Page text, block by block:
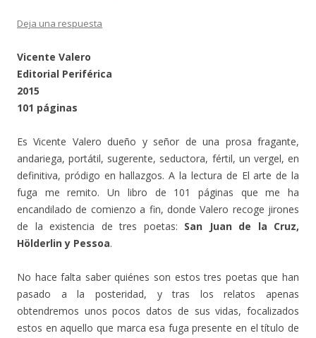
Deja una respuesta
Vicente Valero
Editorial Periférica
2015
101 páginas
Es Vicente Valero dueño y señor de una prosa fragante,
andariega, portátil, sugerente, seductora, fértil, un vergel, en
definitiva, pródigo en hallazgos. A la lectura de El arte de la
fuga me remito. Un libro de 101 páginas que me ha
encandilado de comienzo a fin, donde Valero recoge jirones
de la existencia de tres poetas: San Juan de la Cruz,
Hölderlin y Pessoa.
No hace falta saber quiénes son estos tres poetas que han
pasado a la posteridad, y tras los relatos apenas
obtendremos unos pocos datos de sus vidas, focalizados
estos en aquello que marca esa fuga presente en el título de